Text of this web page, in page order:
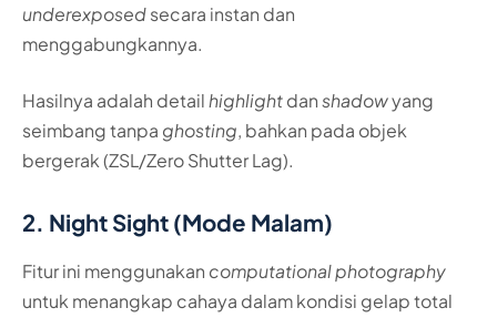
underexposedsecara instan dan
menggabungkannya.
Hasilnya adalah detailhighlightdanshadowyang
seimbang tanpa ghosting, bahkan pada objek
bergerak (ZSL/Zero Shutter Lag).
2. Night Sight (Mode Malam)
Fitur ini menggunakan computational photography
untuk menangkap cahaya dalam kondisi gelap total